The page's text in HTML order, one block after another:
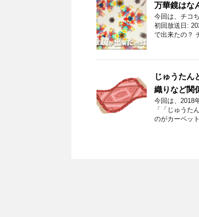
万華鏡はな
今回は、チコ
初回放送日:
で出来たの？
じゅうたん
織りなど関
今回は、2018
「「じゅうた
のがカーペッ